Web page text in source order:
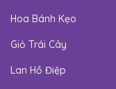
Hoa Bánh Kẹo
Giỏ Trái Cây
Lan Hồ Điệp